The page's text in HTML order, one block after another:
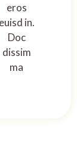
eros
euisd in.
Doc
dissim
ma